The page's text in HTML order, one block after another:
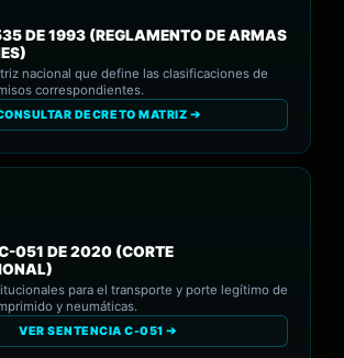
DE 1993 (REGLAMENTO DE ARMAS
nacional que define las clasificaciones de
correspondientes.
DECRETO MATRIZ ➔
051 DE 2020 (CORTE
para el transporte y porte legítimo de
y neumáticas.
VER SENTENCIA C-051 ➔